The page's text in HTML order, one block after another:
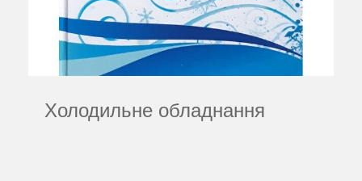
Холодильне обладнання